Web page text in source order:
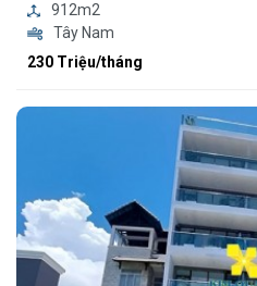
912m2
Tây Nam
230 Triệu/tháng